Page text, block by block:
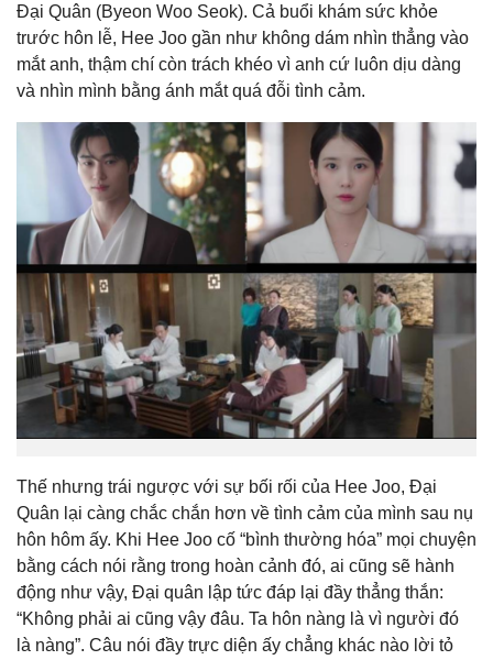
Đại Quân (Byeon Woo Seok). Cả buổi khám sức khỏe
trước hôn lễ, Hee Joo gần như không dám nhìn thẳng vào
mắt anh, thậm chí còn trách khéo vì anh cứ luôn dịu dàng
và nhìn mình bằng ánh mắt quá đỗi tình cảm.
Thế nhưng trái ngược với sự bối rối của Hee Joo, Đại
Quân lại càng chắc chắn hơn về tình cảm của mình sau nụ
hôn hôm ấy. Khi Hee Joo cố “bình thường hóa” mọi chuyện
bằng cách nói rằng trong hoàn cảnh đó, ai cũng sẽ hành
động như vậy, Đại quân lập tức đáp lại đầy thẳng thắn:
“Không phải ai cũng vậy đâu. Ta hôn nàng là vì người đó
là nàng”. Câu nói đầy trực diện ấy chẳng khác nào lời tỏ